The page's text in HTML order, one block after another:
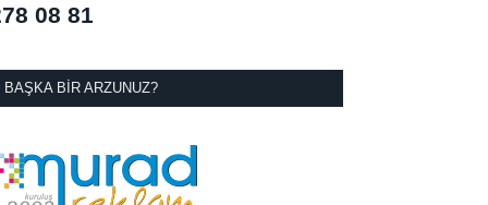
08 81
BAŞKA BIR ARZUNUZ?